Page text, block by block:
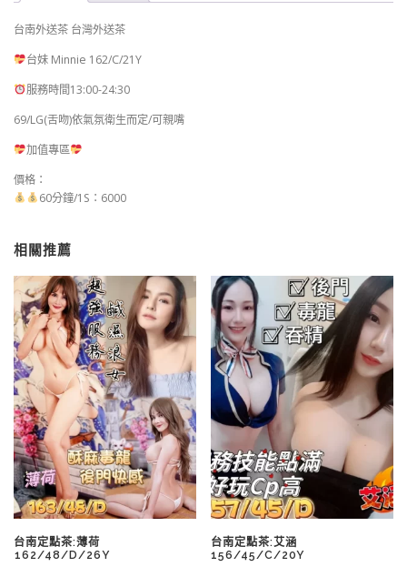
台南外送茶 台灣外送茶
台妹 Minnie 162/C/21Y
服務時間13:00-24:30
69/LG(舌吻)依氣氛衛生而定/可親嘴
加值專區
價格：
60分鐘/1S：6000
相關推薦
台南定點茶:薄荷
️162/48/D/26Y
台南定點茶:艾涵
156/45/C/20Y